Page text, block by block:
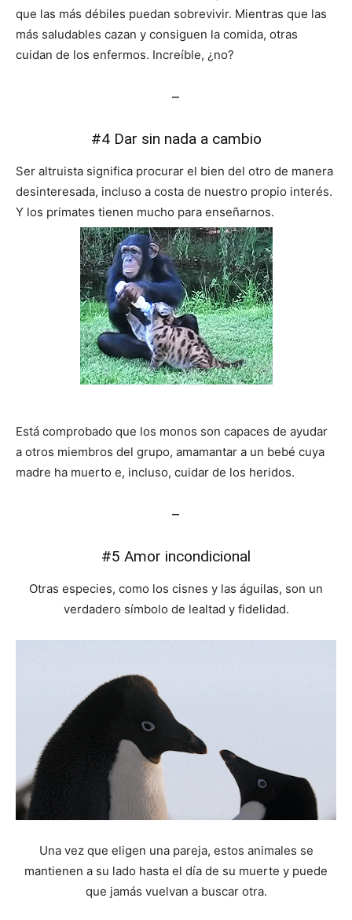
que las más débiles puedan sobrevivir. Mientras que las
más saludables cazan y consiguen la comida, otras
cuidan de los enfermos. Increíble, ¿no?
–
#4 Dar sin nada a cambio
Ser altruista significa procurar el bien del otro de manera
desinteresada, incluso a costa de nuestro propio interés.
Y los primates tienen mucho para enseñarnos.
Está comprobado que los monos son capaces de ayudar
a otros miembros del grupo, amamantar a un bebé cuya
madre ha muerto e, incluso, cuidar de los heridos.
–
#5 Amor incondicional
Otras especies, como los cisnes y las águilas, son un
verdadero símbolo de lealtad y fidelidad.
Una vez que eligen una pareja, estos animales se
mantienen a su lado hasta el día de su muerte y puede
que jamás vuelvan a buscar otra.